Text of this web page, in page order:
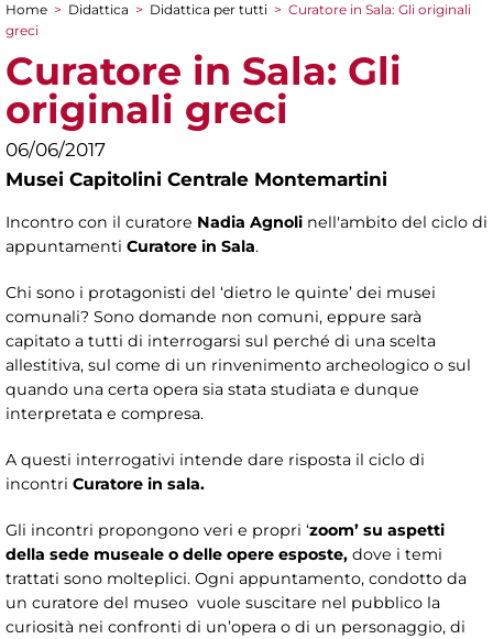
Tu sei qui
Home > Didattica > Didattica per tutti > Curatore in Sala: Gli originali
greci
Curatore in Sala: Gli
originali greci
06/06/2017
Musei Capitolini Centrale Montemartini
Incontro con il curatore Nadia Agnoli nell'ambito del ciclo di
appuntamenti Curatore in Sala.
Chi sono i protagonisti del ‘dietro le quinte’ dei musei
comunali? Sono domande non comuni, eppure sarà
capitato a tutti di interrogarsi sul perché di una scelta
allestitiva, sul come di un rinvenimento archeologico o sul
quando una certa opera sia stata studiata e dunque
interpretata e compresa.
A questi interrogativi intende dare risposta il ciclo di
incontri Curatore in sala.
Gli incontri propongono veri e propri ‘zoom’ su aspetti
della sede museale o delle opere esposte, dove i temi
trattati sono molteplici. Ogni appuntamento, condotto da
un curatore del museo vuole suscitare nel pubblico la
curiosità nei confronti di un’opera o di un personaggio, di